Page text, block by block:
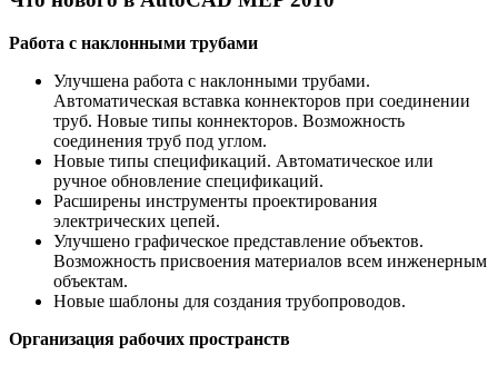
Работа с наклонными трубами
Улучшена работа с наклонными трубами.
Автоматическая вставка коннекторов при соединении
труб. Новые типы коннекторов. Возможность
соединения труб под углом.
Новые типы спецификаций. Автоматическое или
ручное обновление спецификаций.
Расширены инструменты проектирования
электрических цепей.
Улучшено графическое представление объектов.
Возможность присвоения материалов всем инженерным
объектам.
Новые шаблоны для создания трубопроводов.
Организация рабочих пространств